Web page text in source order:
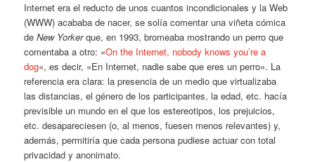
Internet era el reducto de unos cuantos incondicionales y la Web
(WWW) acababa de nacer, se solía comentar una viñeta cómica
deNew Yorkerque, en 1993, bromeaba mostrando un perro que
comentaba a otro: «On the Internet, nobody knows you’re a
dog«, es decir, «En Internet, nadie sabe que eres un perro». La
referencia era clara: la presencia de un medio que virtualizaba
las distancias, el género de los participantes, la edad, etc. hacía
previsible un mundo en el que los estereotipos, los prejuicios,
etc. desapareciesen (o, al menos, fuesen menos relevantes) y,
además, permitiría que cada persona pudiese actuar con total
privacidad y anonimato.